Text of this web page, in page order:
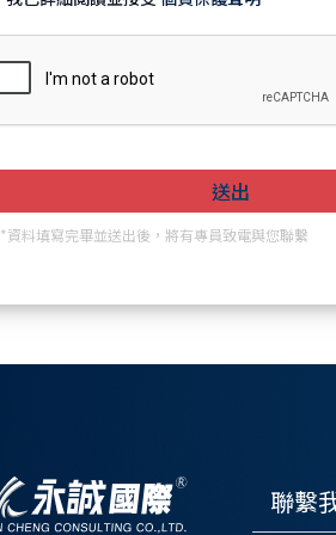
*資料填寫完畢並送出後，將有專員致電與您聯繫
聯繫